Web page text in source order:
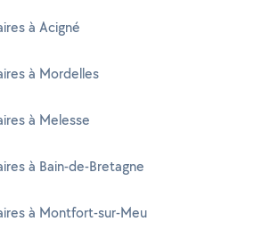
à Acigné
à Mordelles
à Melesse
à Bain-de-Bretagne
à Montfort-sur-Meu